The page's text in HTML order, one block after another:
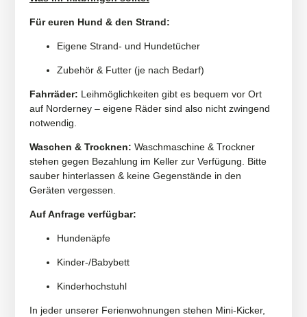
Für euren Hund & den Strand:
Eigene Strand- und Hundetücher
Zubehör & Futter (je nach Bedarf)
Fahrräder: Leihmöglichkeiten gibt es bequem vor Ort
auf Norderney – eigene Räder sind also nicht zwingend
notwendig.
Waschen & Trocknen: Waschmaschine & Trockner
stehen gegen Bezahlung im Keller zur Verfügung. Bitte
sauber hinterlassen & keine Gegenstände in den
Geräten vergessen.
Auf Anfrage verfügbar:
Hundenäpfe
Kinder-/Babybett
Kinderhochstuhl
In jeder unserer Ferienwohnungen stehen Mini-Kicker,